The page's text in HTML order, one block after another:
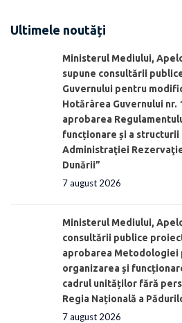
Ultimele noutăți
Ministerul Mediului,
supune consultării
Guvernului pentru
Hotărârea Guvernului nr.
aprobarea
funcționare și a
Administraţiei
Dunării”
7 august 2026
Ministerul Mediului,
consultării publice
aprobarea Metodologiei
organizarea și
cadrul unităților fără
Regia Națională a
7 august 2026